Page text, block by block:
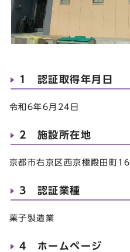
1 認証取得年月日
令和6年6月24日
2 施設所在地
京都市右京区西京極殿田町16
3 認証業種
菓子製造業
4 ホームページ